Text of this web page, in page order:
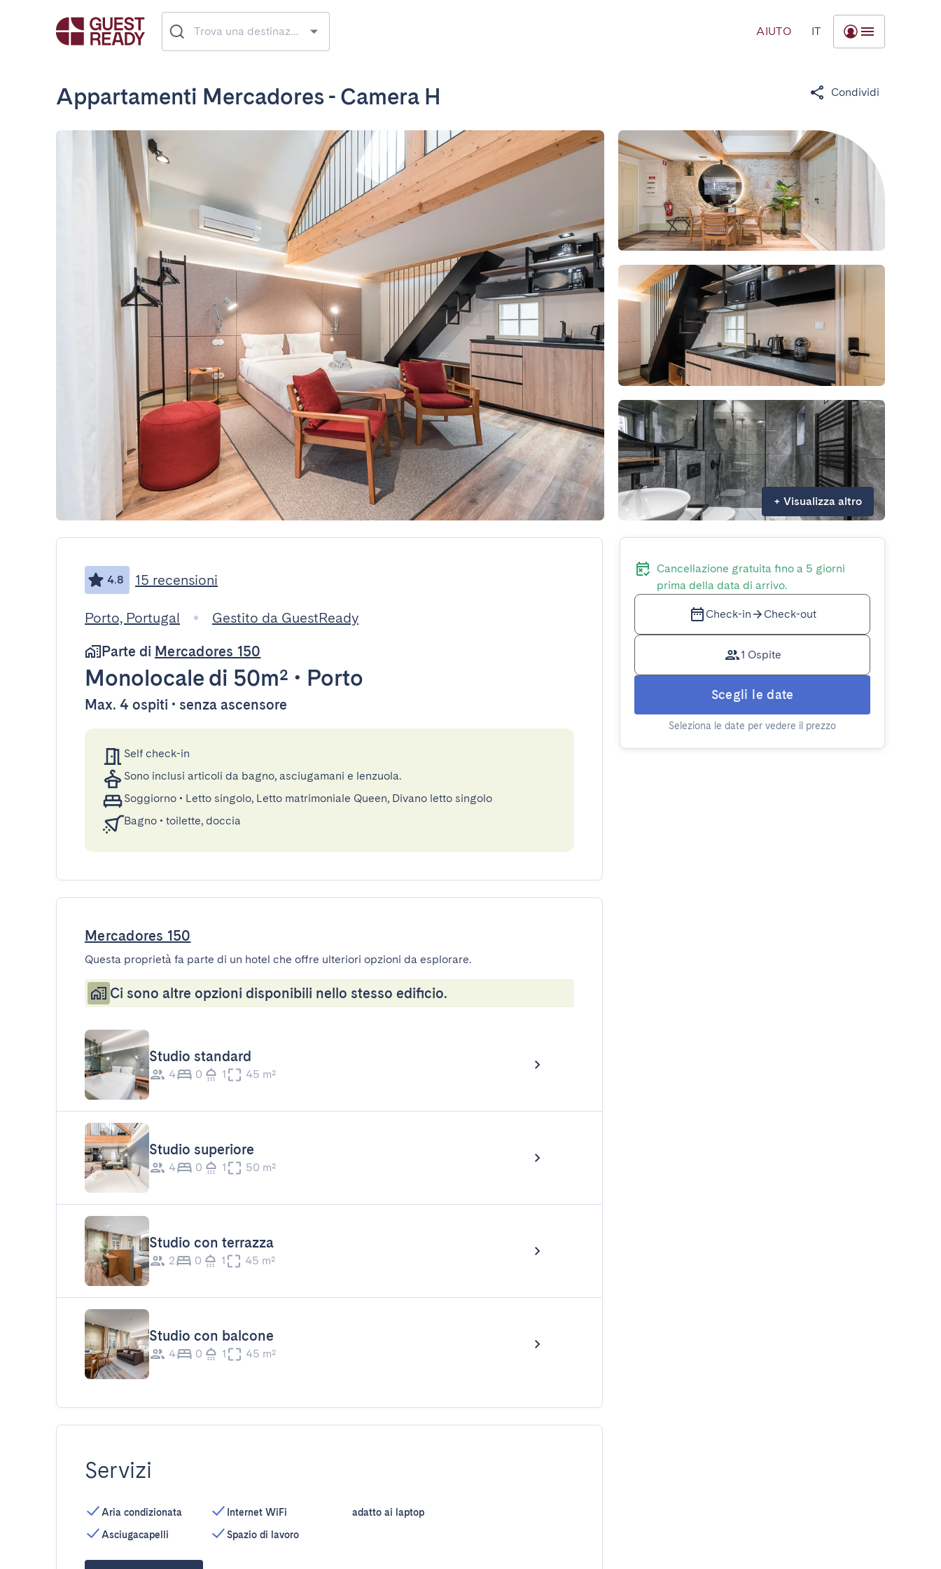
AIUTO IT
Appartamenti Mercadores - Camera H Condividi
+ Visualizza altro
4.8 15 recensioni
Porto, Portugal
Gestito da GuestReady
Parte di Mercadores 150
Monolocale di 50m² • Porto
Max. 4 ospiti • senza ascensore
Self check-in
Sono inclusi articoli da bagno, asciugamani e lenzuola.
Soggiorno • Letto singolo, Letto matrimoniale Queen, Divano letto singolo
Bagno • toilette, doccia
Mercadores 150
Questa proprietà fa parte di un hotel che offre ulteriori opzioni da esplorare.
Ci sono altre opzioni disponibili nello stesso edificio.
Studio standard
4 0 1 45 m²
Studio superiore
4 0 1 50 m²
Studio con terrazza
2 0 1 45 m²
Studio con balcone
4 0 1 45 m²
Servizi
Aria condizionata
Asciugacapelli
Internet WiFi
Spazio di lavoro
adatto ai laptop
Cancellazione gratuita fino a 5 giorni
prima della data di arrivo.
Check-in Check-out
1 Ospite
Scegli le date
Seleziona le date per vedere il prezzo